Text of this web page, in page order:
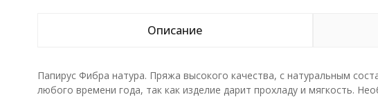
Описание
Папирус Фибра натура. Пряжа высокого качества, с натуральным
любого времени года, так как изделие дарит прохладу и мягкость.